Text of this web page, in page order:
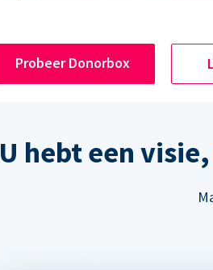
Probeer Donorbox
U hebt een